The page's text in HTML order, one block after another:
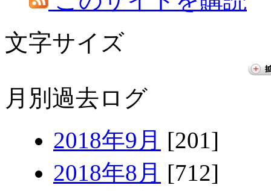
文字サイズ
月別過去ログ
2018年9月 [201]
2018年8月 [712]